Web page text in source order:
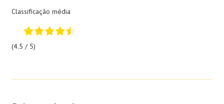
Classificação média
(4.5 / 5)